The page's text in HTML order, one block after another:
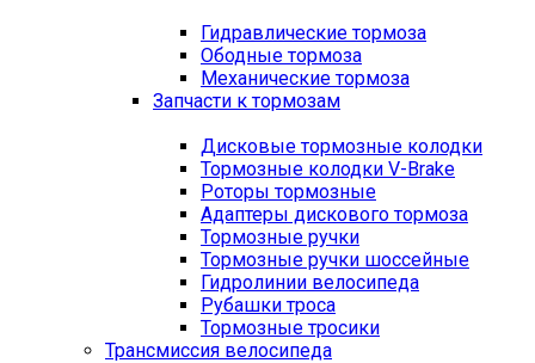
Гидравлические тормоза
Ободные тормоза
Механические тормоза
Запчасти к тормозам
Дисковые тормозные колодки
Тормозные колодки V-Brake
Роторы тормозные
Адаптеры дискового тормоза
Тормозные ручки
Тормозные ручки шоссейные
Гидролинии велосипеда
Рубашки троса
Тормозные тросики
Трансмиссия велосипеда